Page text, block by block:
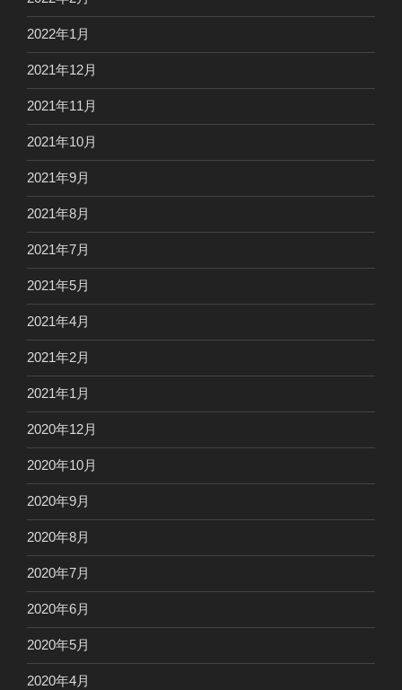
2022年1月
2021年12月
2021年11月
2021年10月
2021年9月
2021年8月
2021年7月
2021年5月
2021年4月
2021年2月
2021年1月
2020年12月
2020年10月
2020年9月
2020年8月
2020年7月
2020年6月
2020年5月
2020年4月